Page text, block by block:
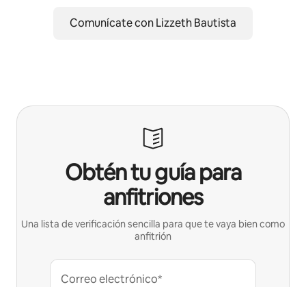
Comunícate con Lizzeth Bautista
Obtén tu guía para
anfitriones
Una lista de verificación sencilla para que te vaya bien como
anfitrión
Correo electrónico*